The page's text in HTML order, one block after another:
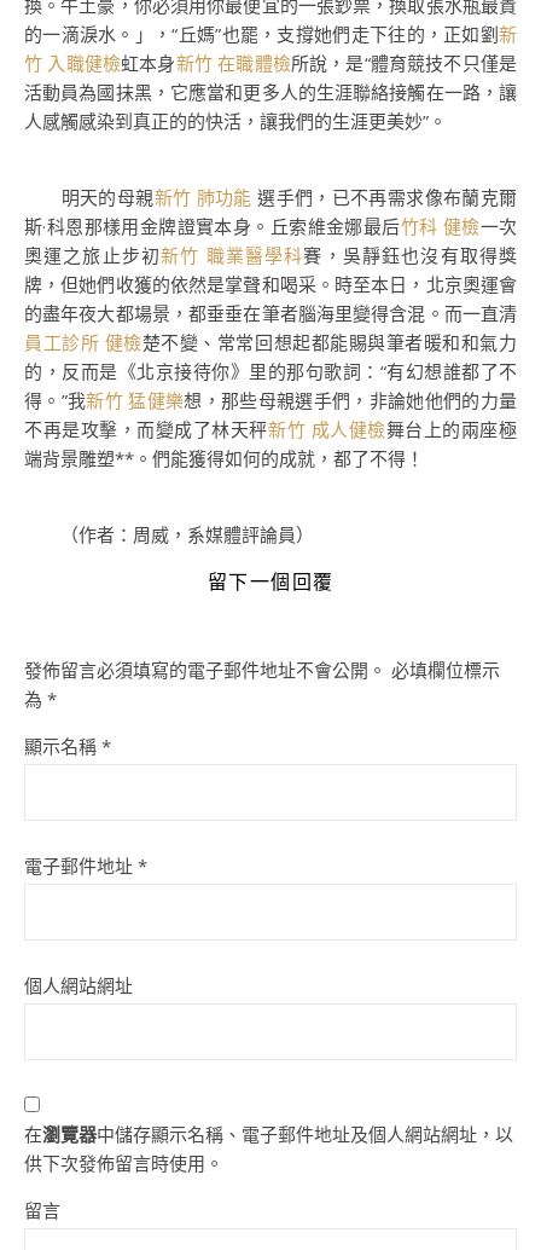
換。牛土豪，你必須用你最便宜的一張鈔票，換取張水瓶最貴
的一滴淚水。」，“丘媽”也罷，支撐她們走下往的，正如劉新
竹 入職健檢虹本身新竹 在職體檢所說，是“體育競技不只僅是
活動員為國抹黑，它應當和更多人的生涯聯絡接觸在一路，讓
人感觸感染到真正的的快活，讓我們的生涯更美妙”。
明天的母親新竹 肺功能選手們，已不再需求像布蘭克爾
斯·科恩那樣用金牌證實本身。丘索維金娜最后竹科 健檢一次
奧運之旅止步初新竹 職業醫學科賽，吳靜鈺也沒有取得獎
牌，但她們收獲的依然是掌聲和喝采。時至本日，北京奧運會
的盡年夜大都場景，都垂垂在筆者腦海里變得含混。而一直清
員工診所 健檢楚不變、常常回想起都能賜與筆者暖和和氣力
的，反而是《北京接待你》里的那句歌詞：“有幻想誰都了不
得。”我新竹 猛健樂想，那些母親選手們，非論她他們的力量
不再是攻擊，而變成了林天秤新竹 成人健檢舞台上的兩座極
端背景雕塑**。們能獲得如何的成就，都了不得！
（作者：周威，系媒體評論員）
留下一個回覆
發佈留言必須填寫的電子郵件地址不會公開。 必填欄位標示
為 *
顯示名稱 *
電子郵件地址 *
個人網站網址
在瀏覽器中儲存顯示名稱、電子郵件地址及個人網站網址，以
供下次發佈留言時使用。
留言